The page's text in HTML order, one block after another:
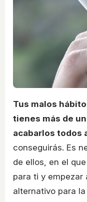
Tus malos
tienes más de
acabarlos todos
conseguirás. Es
de ellos, en el
para ti y empezar
alternativo para